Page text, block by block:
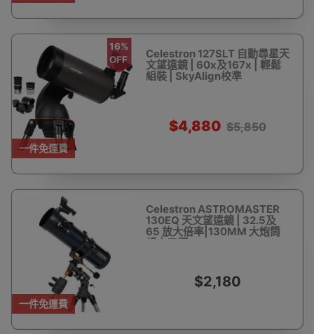
一件免運費
16%
OFF
Celestron 127SLT 自動尋星天
文望遠鏡 | 60x及167x | 輕鬆
組裝 | SkyAlign校準
$4,880 $5,850
一件免運費
Celestron ASTROMASTER
130EQ 天文望遠鏡 | 32.5及
65 放大倍率|130MM 大炮筒
超大口徑
$2,180